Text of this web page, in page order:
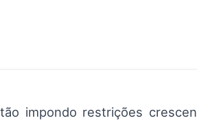
impondo restrições